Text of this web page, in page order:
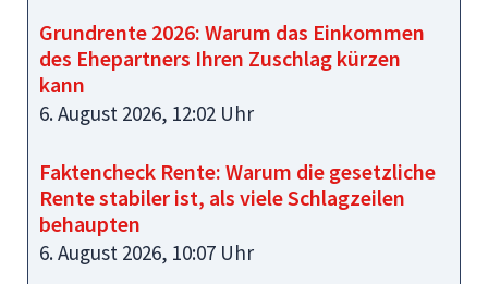
Grundrente 2026: Warum das Einkommen
des Ehepartners Ihren Zuschlag kürzen
kann
6. August 2026, 12:02 Uhr
Faktencheck Rente: Warum die gesetzliche
Rente stabiler ist, als viele Schlagzeilen
behaupten
6. August 2026, 10:07 Uhr